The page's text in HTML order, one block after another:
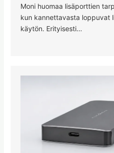
Moni huomaa lisäporttien
kun kannettavasta loppuvat
käytön. Erityisesti…